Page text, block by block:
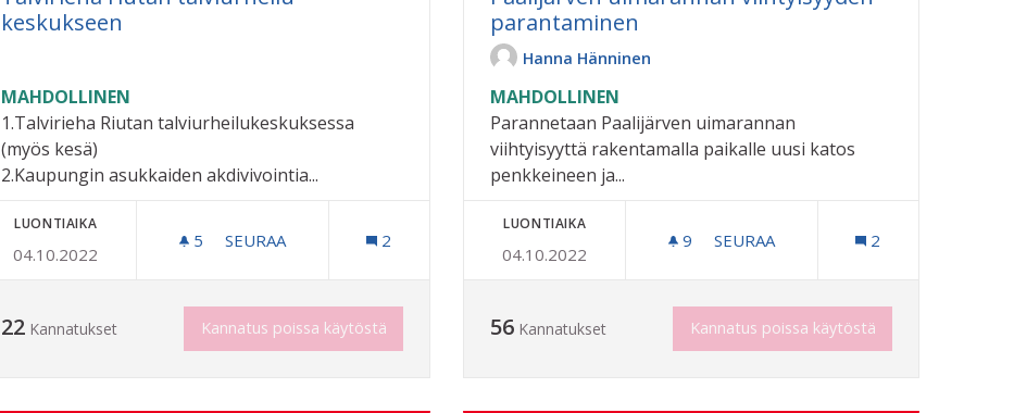
keskukseen
MAHDOLLINEN
1.Talvirieha Riutan talviurheilukeskuksessa
(myös kesä)
2.Kaupungin asukkaiden akdivivointia...
LUONTIAIKA
04.10.2022
5 5 SEURAAJAA
SEURAA
TALVIRIEHA RIUTAN TALVIURHEILU KESKUKSEEN
2
22 Kannatukset Kannatus poissa käytöstä
parantaminen
Hanna Hänninen
MAHDOLLINEN
Parannetaan Paalijärven uimarannan
viihtyisyyttä rakentamalla paikalle uusi katos
penkkeineen ja...
LUONTIAIKA
04.10.2022
9 9 SEURAAJAA
SEURAA 2
56 Kannatukset Kannatus poissa käytöstä